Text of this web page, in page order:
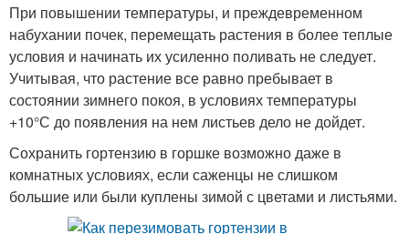
При повышении температуры, и преждевременном
набухании почек, перемещать растения в более теплые
условия и начинать их усиленно поливать не следует.
Учитывая, что растение все равно пребывает в
состоянии зимнего покоя, в условиях температуры
+10°С до появления на нем листьев дело не дойдет.
Сохранить гортензию в горшке возможно даже в
комнатных условиях, если саженцы не слишком
большие или были куплены зимой с цветами и листьями.